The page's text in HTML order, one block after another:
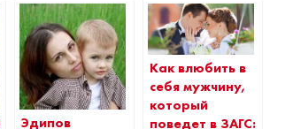
Эдипов
Как влюбить в
себя мужчину,
который
поведет в ЗАГС: